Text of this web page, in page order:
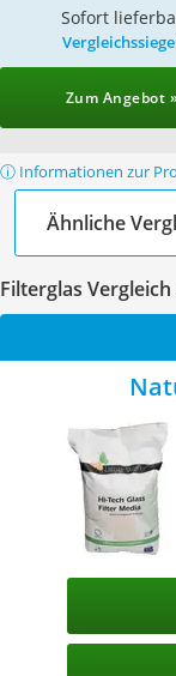
Sofort
Zum Angebot »
ⓘ Informationen zur
Ähnliche
Filterglas